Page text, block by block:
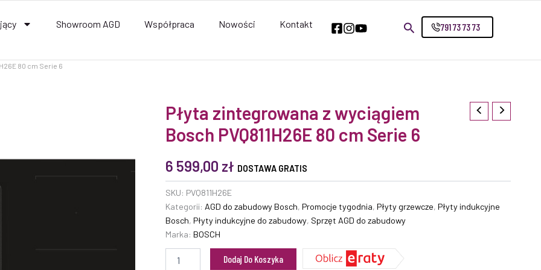
791 73 73 73
Showroom AGD Współpraca Nowości Kontakt
80 cm Serie 6
Płyta zintegrowana z wyciągiem
Bosch PVQ811H26E 80 cm Serie 6
6 599,00 zł DOSTAWA GRATIS
SKU: PVQ811H26E
Kategorii: AGD do zabudowy Bosch, Promocje tygodnia, Płyty grzewcze, Płyty indukcyjne
Bosch, Płyty indukcyjne do zabudowy, Sprzęt AGD do zabudowy
Marka: BOSCH
ilość
Płyta
zintegrowana
z
Bosch
PVQ811H26E
80
cm
Serie
Dodaj Do Koszyka